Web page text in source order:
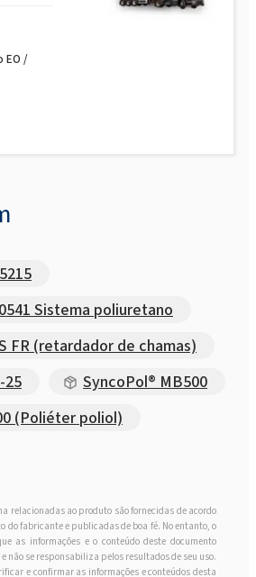
(Poliéter poliol)
MH2012 (Poliéter poliol)
MS5215
MS5220
MS5240
EO /
Sistema poliuretano
FR (retardador de chamas)
25
SyncoPol® MB500
(Poliéter poliol)
relacionadas ao produto são fornecidas de acordo
do fabricante e publicadas de boa fé. No entanto, o
as informações e o conteúdo deste documento
não se responsabiliza pelos resultados de seu uso.
e confirmar as informações e conteúdos desta